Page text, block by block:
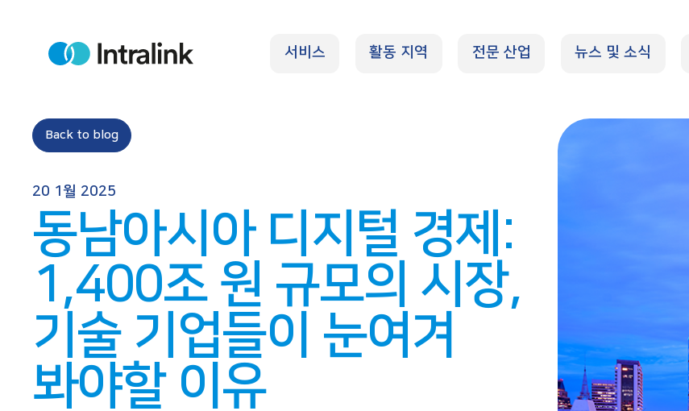
H
서비스 활동 지역 전문 산업 뉴스 및 소식
Back to blog
20 1월 2025
동남아시아 디지털 경제:
1,400조 원 규모의 시장,
기술 기업들이 눈여겨
봐야할 이유